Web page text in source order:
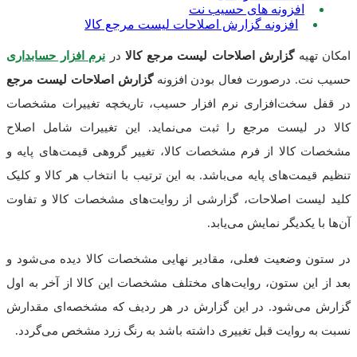
افزونه های حسیب نت
افزونه گزارش اصلاحات لیست مرجع کالا
گزارش اصلاحات لیست مرجع کالا درنرم افزار حسابداری
درصورت فعال بودن افزونهگزارش اصلاحات لیست مرجع
نرم افزار حسیب، تاریخچه تغییرات مشخصات
لیست مرجع را ثبت می‌نماید. این تغییرات شامل اصلاح
از فرم مشخصات کالا، تغییر گروهی قیمت‌های پایه و
پایه می‌باشد. به این ترتیب با انتخاب هر کالا و کلیک
اصلاحات، گزارشی از روایت‌های مشخصات کالا و تفاوت
نمایش می‌یابد.
وضعیت فعلی، مقادیر نهایی مشخصات کالا دیده می‌شود و
ستون، روایت‌های مختلف مشخصات این کالا از آخر به اول
در این گزارش در هر ردیف که مشخصه‌ای مقدارش
روایت قبل تغییری داشته باشد به رنگ زرد مشخص می‌گردد.